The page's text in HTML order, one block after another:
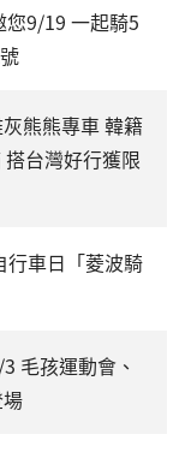
您9/19 一起騎5
熊熊專車 韓籍
台灣好行獲限
行車日「菱波騎
毛孩運動會、